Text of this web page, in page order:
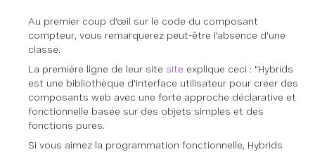
Au premier coup d'œil sur le code du composant
compteur, vous remarquerez peut-être l'absence d'une
classe.
La première ligne de leur site site explique ceci : "Hybrids
est une bibliothèque d'interface utilisateur pour créer des
composants web avec une forte approche déclarative et
fonctionnelle basée sur des objets simples et des
fonctions pures.
Si vous aimez la programmation fonctionnelle, Hybrids